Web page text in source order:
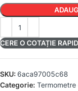
CERE O COTAȚIE
SKU: 6aca97005c68
Categorie: